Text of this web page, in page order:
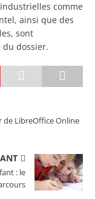
comme
ainsi que des
sont
du dossier.
LibreOffice Online
: le